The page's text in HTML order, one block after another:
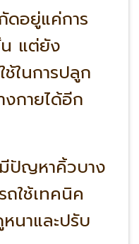
ดอยู่แค่การ
แต่ยัง
ช้ในการปลูก
กายได้อีก
ปัญหาคิ้วบาง
ใช้เทคนิค
นาและปรับ